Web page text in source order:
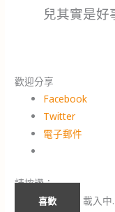
兒其實是好
歡迎分享
Facebook
Twitter
電子郵件
請按讚：
喜歡 載入